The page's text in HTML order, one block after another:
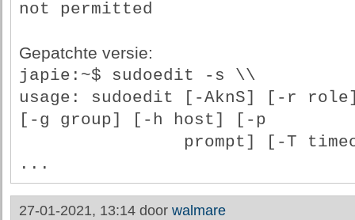
not permitted
Gepatchte versie:
japie:~$ sudoedit -s \\
usage: sudoedit [-AknS] [-r
[-g group] [-h host] [-p
...
27-01-2021, 13:14 door walmare